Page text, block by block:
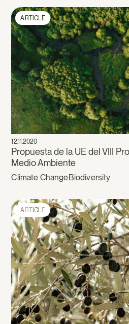
ARTICLE
12.11.2020
Propuesta de la UE del VIII
Medio Ambiente
Climate ChangeBiodiversity
ARTICLE